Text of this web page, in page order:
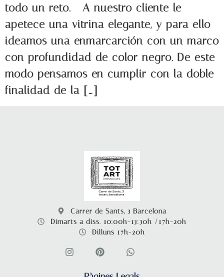
todo un reto. A nuestro cliente le
apetece una vitrina elegante, y para ello
ideamos una enmarcarción con un marco
con profundidad de color negro. De este
modo pensamos en cumplir con la doble
finalidad de la […]
Carrer de Sants, 3 Barcelona
Dimarts a diss. 10:00h-13:30h /17h-20h
Dilluns 17h-20h